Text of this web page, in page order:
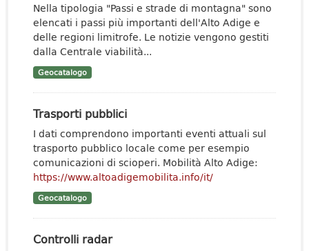
Nella tipologia "Passi e strade di montagna" sono
elencati i passi più importanti dell'Alto Adige e
delle regioni limitrofe. Le notizie vengono gestiti
dalla Centrale viabilità...
Geocatalogo
Trasporti pubblici
I dati comprendono importanti eventi attuali sul
trasporto pubblico locale come per esempio
comunicazioni di scioperi. Mobilità Alto Adige:
https://www.altoadigemobilita.info/it/
Geocatalogo
Controlli radar